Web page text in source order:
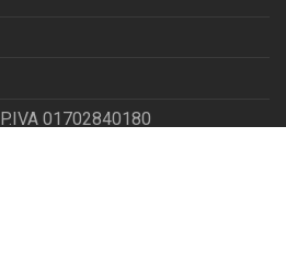
01702840180